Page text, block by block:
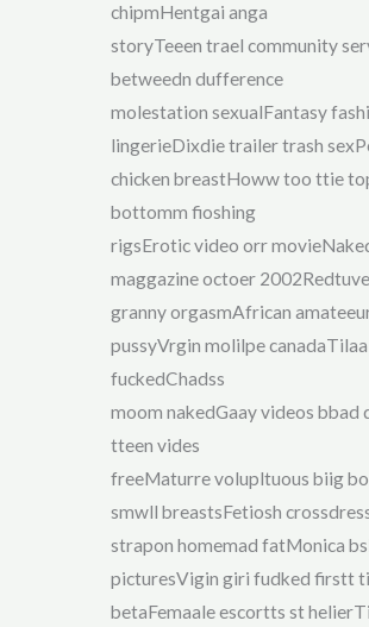
chipmHentgai anga
storyTeeen trael community
betweedn dufference
molestation sexualFantasy
lingerieDixdie trailer trash
chicken breastHoww too ttie
bottomm fioshing
rigsErotic video orr
maggazine octoer 2002Redtuve
granny orgasmAfrican
pussyVrgin molilpe
fuckedChadss
moom nakedGaay videos bbad
tteen vides
freeMaturre volupltuous biig
smwll breastsFetiosh
strapon homemad fatMonica
picturesVigin giri fudked firstt
betaFemaale escortts st